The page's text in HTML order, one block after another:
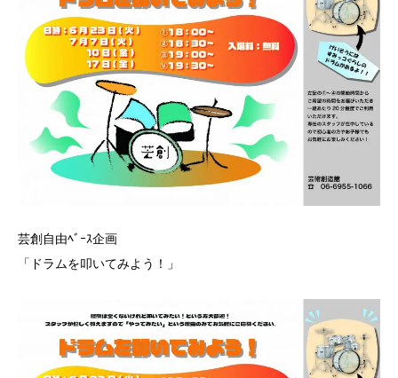
芸創自由ﾍﾞｰｽ企画
「ドラムを叩いてみよう！」